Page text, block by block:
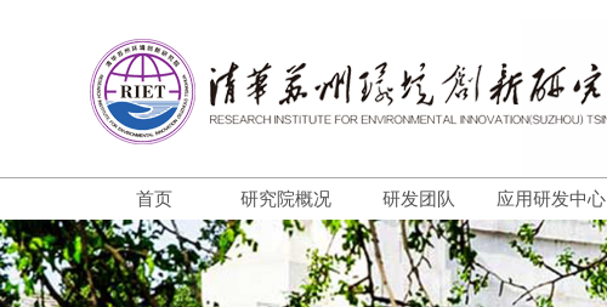
首页 研究院概况 研发团队 应用研发中心